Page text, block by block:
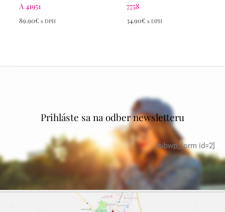
A 41951
89.90€ s DPH
7758
34.90€ s DPH
Prihláste sa na odber newsletteru
[sibwp_form id=2]